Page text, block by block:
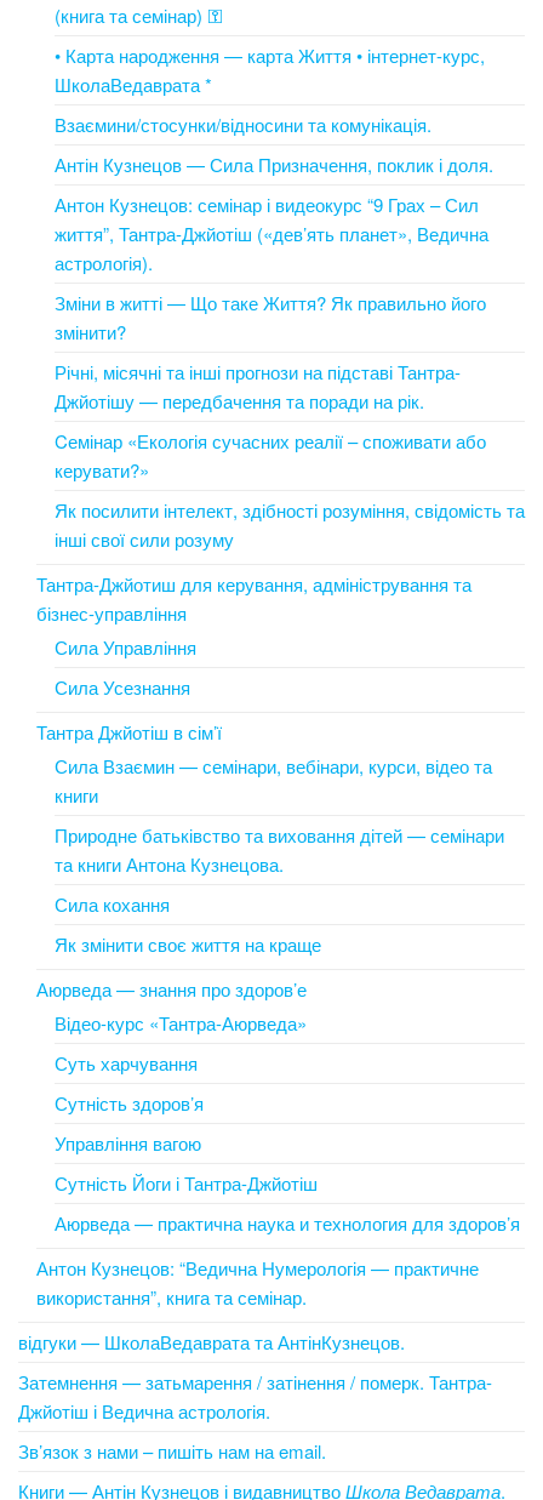
(книга та семінар) ⚿
• Карта народження — карта Життя • інтернет-курс,
ШколаВедаврата *
Взаємини/стосунки/відносини та комунікація.
Антін Кузнецов — Сила Призначення, поклик і доля.
Антон Кузнецов: семінар і видеокурс “9 Грах – Сил
життя”, Тантра-Джйотіш («дев’ять планет», Ведична
астрологія).
Зміни в житті — Що таке Життя? Як правильно його
змінити?
Річні, місячні та інші прогнози на підставі Тантра-
Джйотішу — передбачення та поради на рік.
Cемінар «Екологія сучасних реалії – споживати або
керувати?»
Як посилити інтелект, здібності розуміння, свідомість та
інші свої сили розуму
Тантра-Джйотиш для керування, адміністрування та
бізнес-управління
Сила Управління
Сила Усезнання
Тантра Джйотіш в сім’ї
Сила Взаємин — семінари, вебінари, курси, відео та
книги
Природне батьківство та виховання дітей — семінари
та книги Антона Кузнецова.
Сила кохання
Як змінити своє життя на краще
Аюрведа — знання про здоров’е
Відео-курс «Тантра-Аюрведа»
Суть харчування
Сутність здоров’я
Управління вагою
Сутність Йоги і Тантра-Джйотіш
Аюрведа — практична наука и технология для здоров’я
Антон Кузнецов: “Ведична Нумерологія — практичне
використання”, книга та семінар.
відгуки — ШколаВедаврата та АнтінКузнецов.
Затемнення — затьмарення / затінення / померк. Тантра-
Джйотіш і Ведична астрологія.
Зв’язок з нами – пишіть нам на email.
Книги — Антін Кузнецов і видавництвоШкола Ведаврата.